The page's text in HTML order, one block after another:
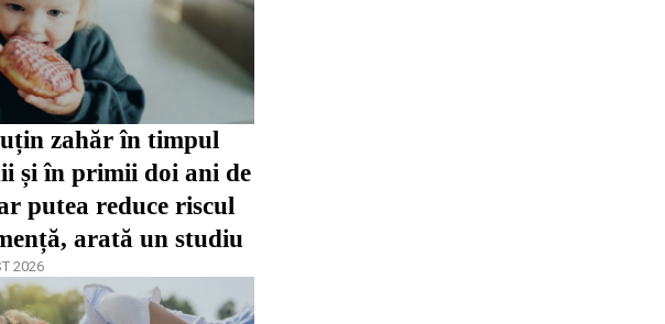
zahăr în timpul
și în primii doi ani de
putea reduce riscul
arată un studiu
2026